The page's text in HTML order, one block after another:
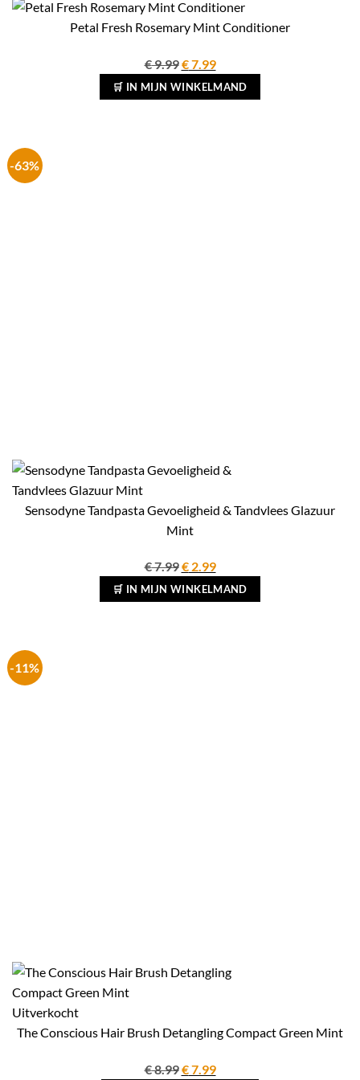
Petal Fresh Rosemary Mint Conditioner
€9.99Oorspronkelijke
prijs
was:
€7.99Huidige
prijs
is:
🛒 IN MIJN WINKELMAND
-63%
Sensodyne Tandpasta Gevoeligheid & Tandvlees Glazuur
Mint
€7.99Oorspronkelijke
prijs
was:
€2.99Huidige
prijs
is:
🛒 IN MIJN WINKELMAND
-11%
Uitverkocht
The Conscious Hair Brush Detangling Compact Green Mint
€8.99Oorspronkelijke
€7.99Huidige